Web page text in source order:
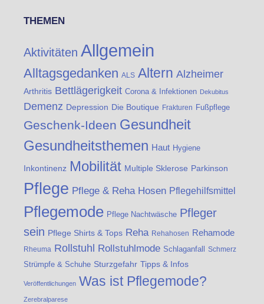
THEMEN
Aktivitäten Allgemein
Alltagsgedanken ALS Altern Alzheimer
Arthritis Bettlägerigkeit Corona & Infektionen Dekubitus
Demenz Depression Die Boutique Frakturen Fußpflege
Geschenk-Ideen Gesundheit
Gesundheitsthemen Haut Hygiene
Inkontinenz Mobilität Multiple Sklerose Parkinson
Pflege Pflege & Reha Hosen Pflegehilfsmittel
Pflegemode Pflege Nachtwäsche Pfleger
sein Pflege Shirts & Tops Reha Rehahosen Rehamode
Rheuma Rollstuhl Rollstuhlmode Schlaganfall Schmerz
Strümpfe & Schuhe Sturzgefahr Tipps & Infos
Veröffentlichungen Was ist Pflegemode?
Zerebralparese